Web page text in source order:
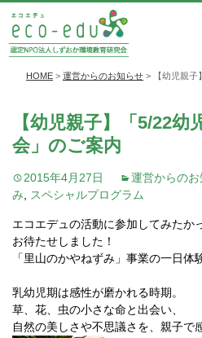
HOME > 運営からのお知らせ >
【幼児親
【幼児親子】「5/22
会」のご案内
2015年4月27日 運営からの
み
スペシャルプログラム
エコエデュの活動に参加してみたか
お待たせしました！
「里山のかやねずみ」事業の一日体
乳幼児期は感性が磨かれる時期。
草、花、虫の小さな命と出会い、
自然の美しさや不思議さを、親子で